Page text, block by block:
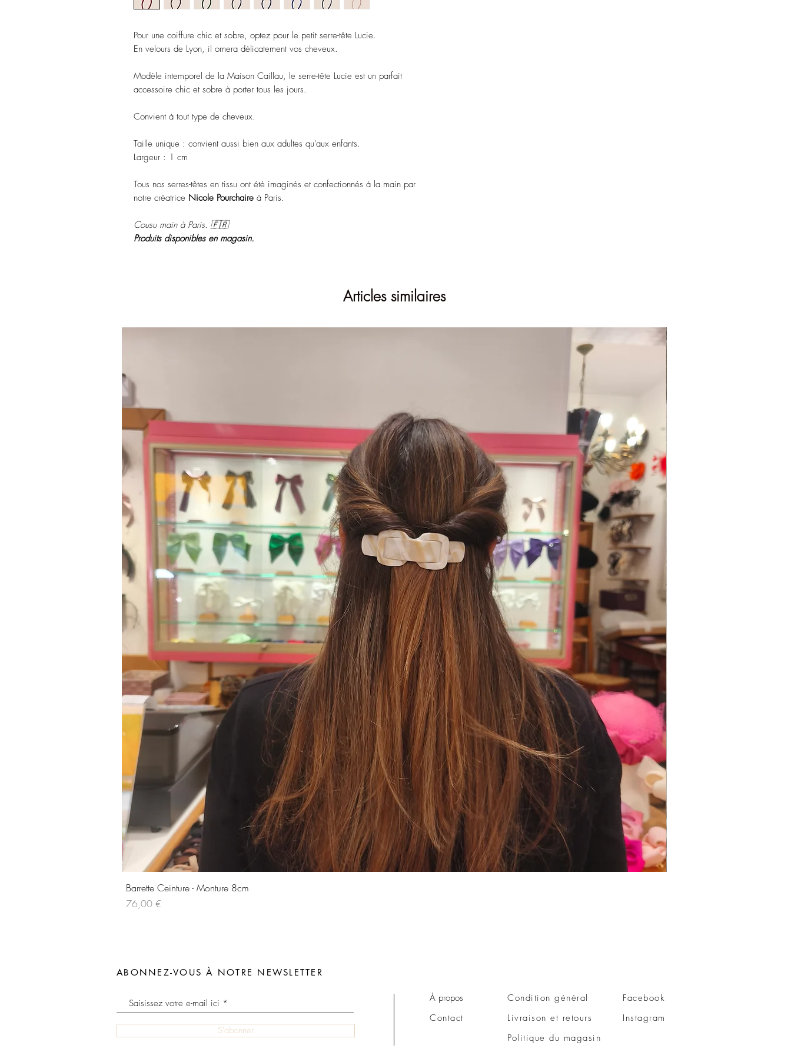
Pour une coiffure chic et sobre, optez pour le petit serre-tête Lucie.
En velours de Lyon, il ornera délicatement vos cheveux.
Modèle intemporel de la Maison Caillau, le serre-tête Lucie est un parfait
accessoire chic et sobre à porter tous les jours.
Convient à tout type de cheveux.
Taille unique : convient aussi bien aux adultes qu'aux enfants.
Largeur : 1 cm
Tous nos serres-têtes en tissu ont été imaginés et confectionnés à la main par
notre créatrice Nicole Pourchaire à Paris.
Cousu main à Paris. 🇫🇷
Produits disponibles en magasin.
Articles similaires
Barrette Ceinture - Monture 8cm
Prix
76,00 €
ABONNEZ-VOUS À NOTRE NEWSLETTER
S'abonner
À propos
Contact
Condition général
Livraison et retours
Politique du magasin
Facebook
Instagram